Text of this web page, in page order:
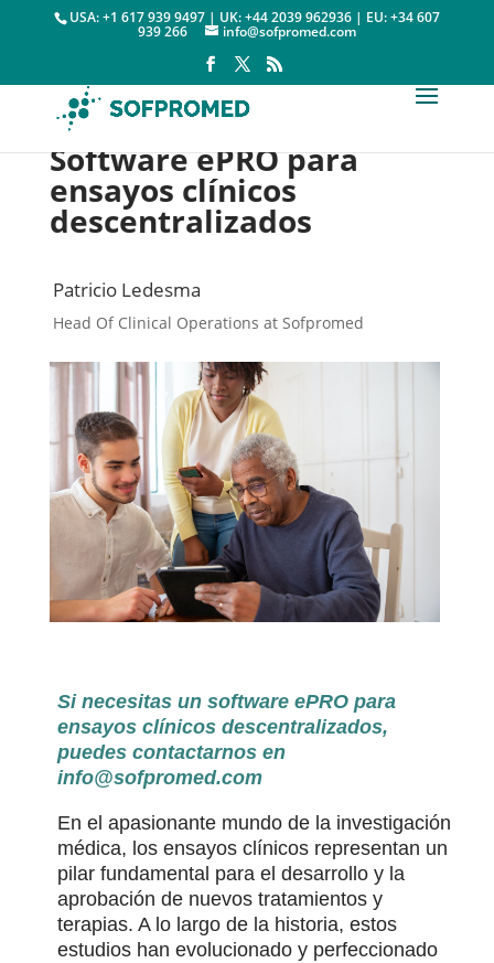
USA: +1 617 939 9497 | UK: +44 2039 962936 | EU: +34 607
939 266 info@sofpromed.com
Software ePRO para
ensayos clínicos
descentralizados
Patricio Ledesma
Head Of Clinical Operations at Sofpromed
 Soluciones CRDe
 28 julio, 2023
Si necesitas un software ePRO para
ensayos clínicos descentralizados,
puedes contactarnos en
info@sofpromed.com
En el apasionante mundo de la investigación
médica, los ensayos clínicos representan un
pilar fundamental para el desarrollo y la
aprobación de nuevos tratamientos y
terapias. A lo largo de la historia, estos
estudios han evolucionado y perfeccionado